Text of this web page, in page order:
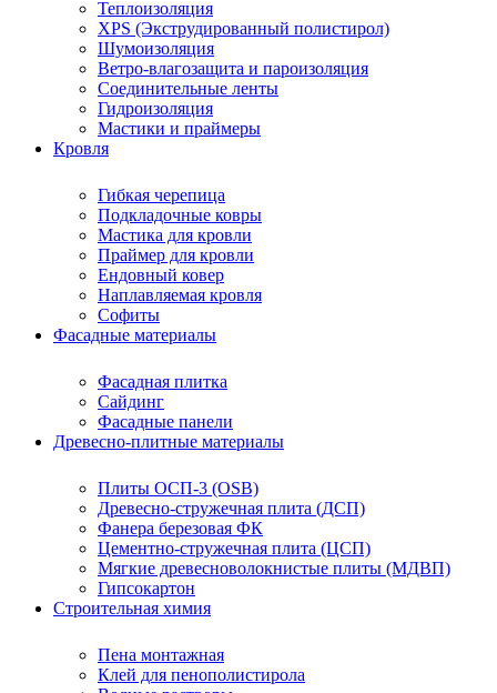
Теплоизоляция
XPS (Экструдированный полистирол)
Шумоизоляция
Ветро-влагозащита и пароизоляция
Соединительные ленты
Гидроизоляция
Мастики и праймеры
Кровля
Гибкая черепица
Подкладочные ковры
Мастика для кровли
Праймер для кровли
Ендовный ковер
Наплавляемая кровля
Софиты
Фасадные материалы
Фасадная плитка
Сайдинг
Фасадные панели
Древесно-плитные материалы
Плиты ОСП-3 (OSB)
Древесно-стружечная плита (ДСП)
Фанера березовая ФК
Цементно-стружечная плита (ЦСП)
Мягкие древесноволокнистые плиты (МДВП)
Гипсокартон
Строительная химия
Пена монтажная
Клей для пенополистирола